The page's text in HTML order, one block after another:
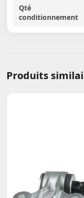
Qté
conditionnement
Produits